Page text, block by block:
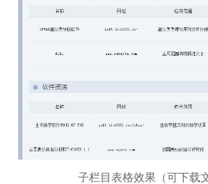
子栏目表格效果（可下载